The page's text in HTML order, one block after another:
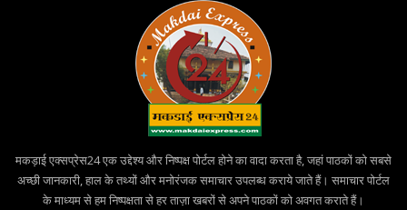
मकड़ाई एक्सप्रेस24 एक उद्देश्य और निष्पक्ष पोर्टल होने का वादा करता है, जहां पाठकों को सबसे
अच्छी जानकारी, हाल के तथ्यों और मनोरंजक समाचार उपलब्ध कराये जाते हैं। समाचार पोर्टल
के माध्यम से हम निष्पक्षता से हर ताज़ा खबरों से अपने पाठकों को अवगत कराते हैं।